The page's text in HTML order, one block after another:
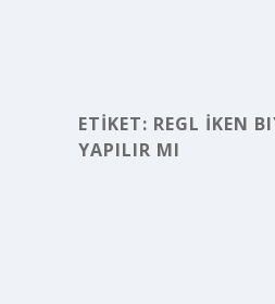
ETIKET: REGL IKEN
YAPILIR MI